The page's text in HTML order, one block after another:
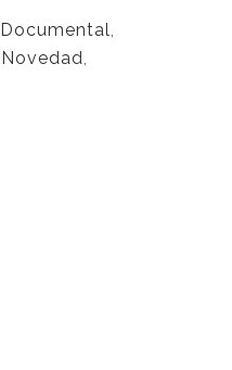
Documental,
Novedad,